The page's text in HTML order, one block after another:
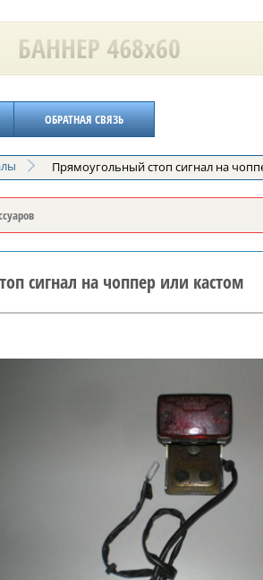
ОБРАТНАЯ СВЯЗЬ
Прямоугольный стоп сигнал на
сигнал на чоппер или кастом